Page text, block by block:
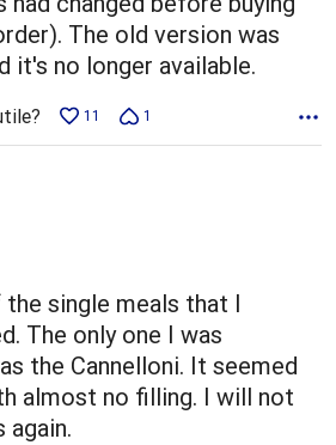
The old version was
it's no longer available.
11 1
single meals that I
The only one I was
the Cannelloni. It seemed
almost no filling. I will not
again.